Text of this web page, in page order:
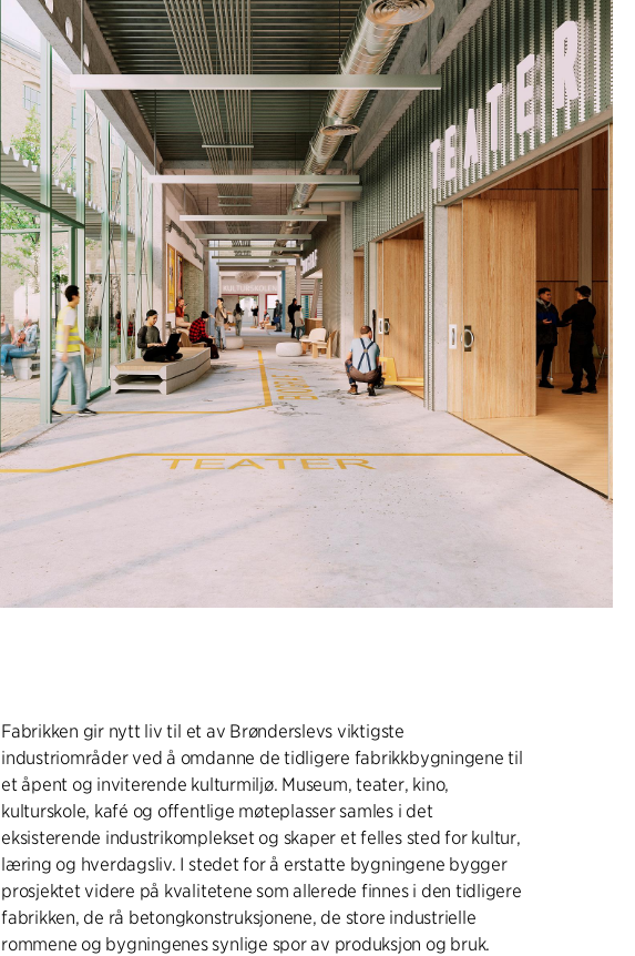
Fabrikken gir nytt liv til et av Brønderslevs viktigste
industriområder ved å omdanne de tidligere fabrikkbygningene til
et åpent og inviterende kulturmiljø. Museum, teater, kino,
kulturskole, kafé og offentlige møteplasser samles i det
eksisterende industrikomplekset og skaper et felles sted for kultur,
læring og hverdagsliv. I stedet for å erstatte bygningene bygger
prosjektet videre på kvalitetene som allerede finnes i den tidligere
fabrikken, de rå betongkonstruksjonene, de store industrielle
rommene og bygningenes synlige spor av produksjon og bruk.